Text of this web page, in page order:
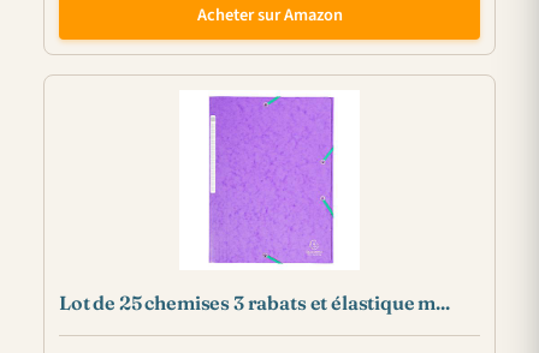
Acheter sur Amazon
Lot de 25 chemises 3 rabats et élastique m...